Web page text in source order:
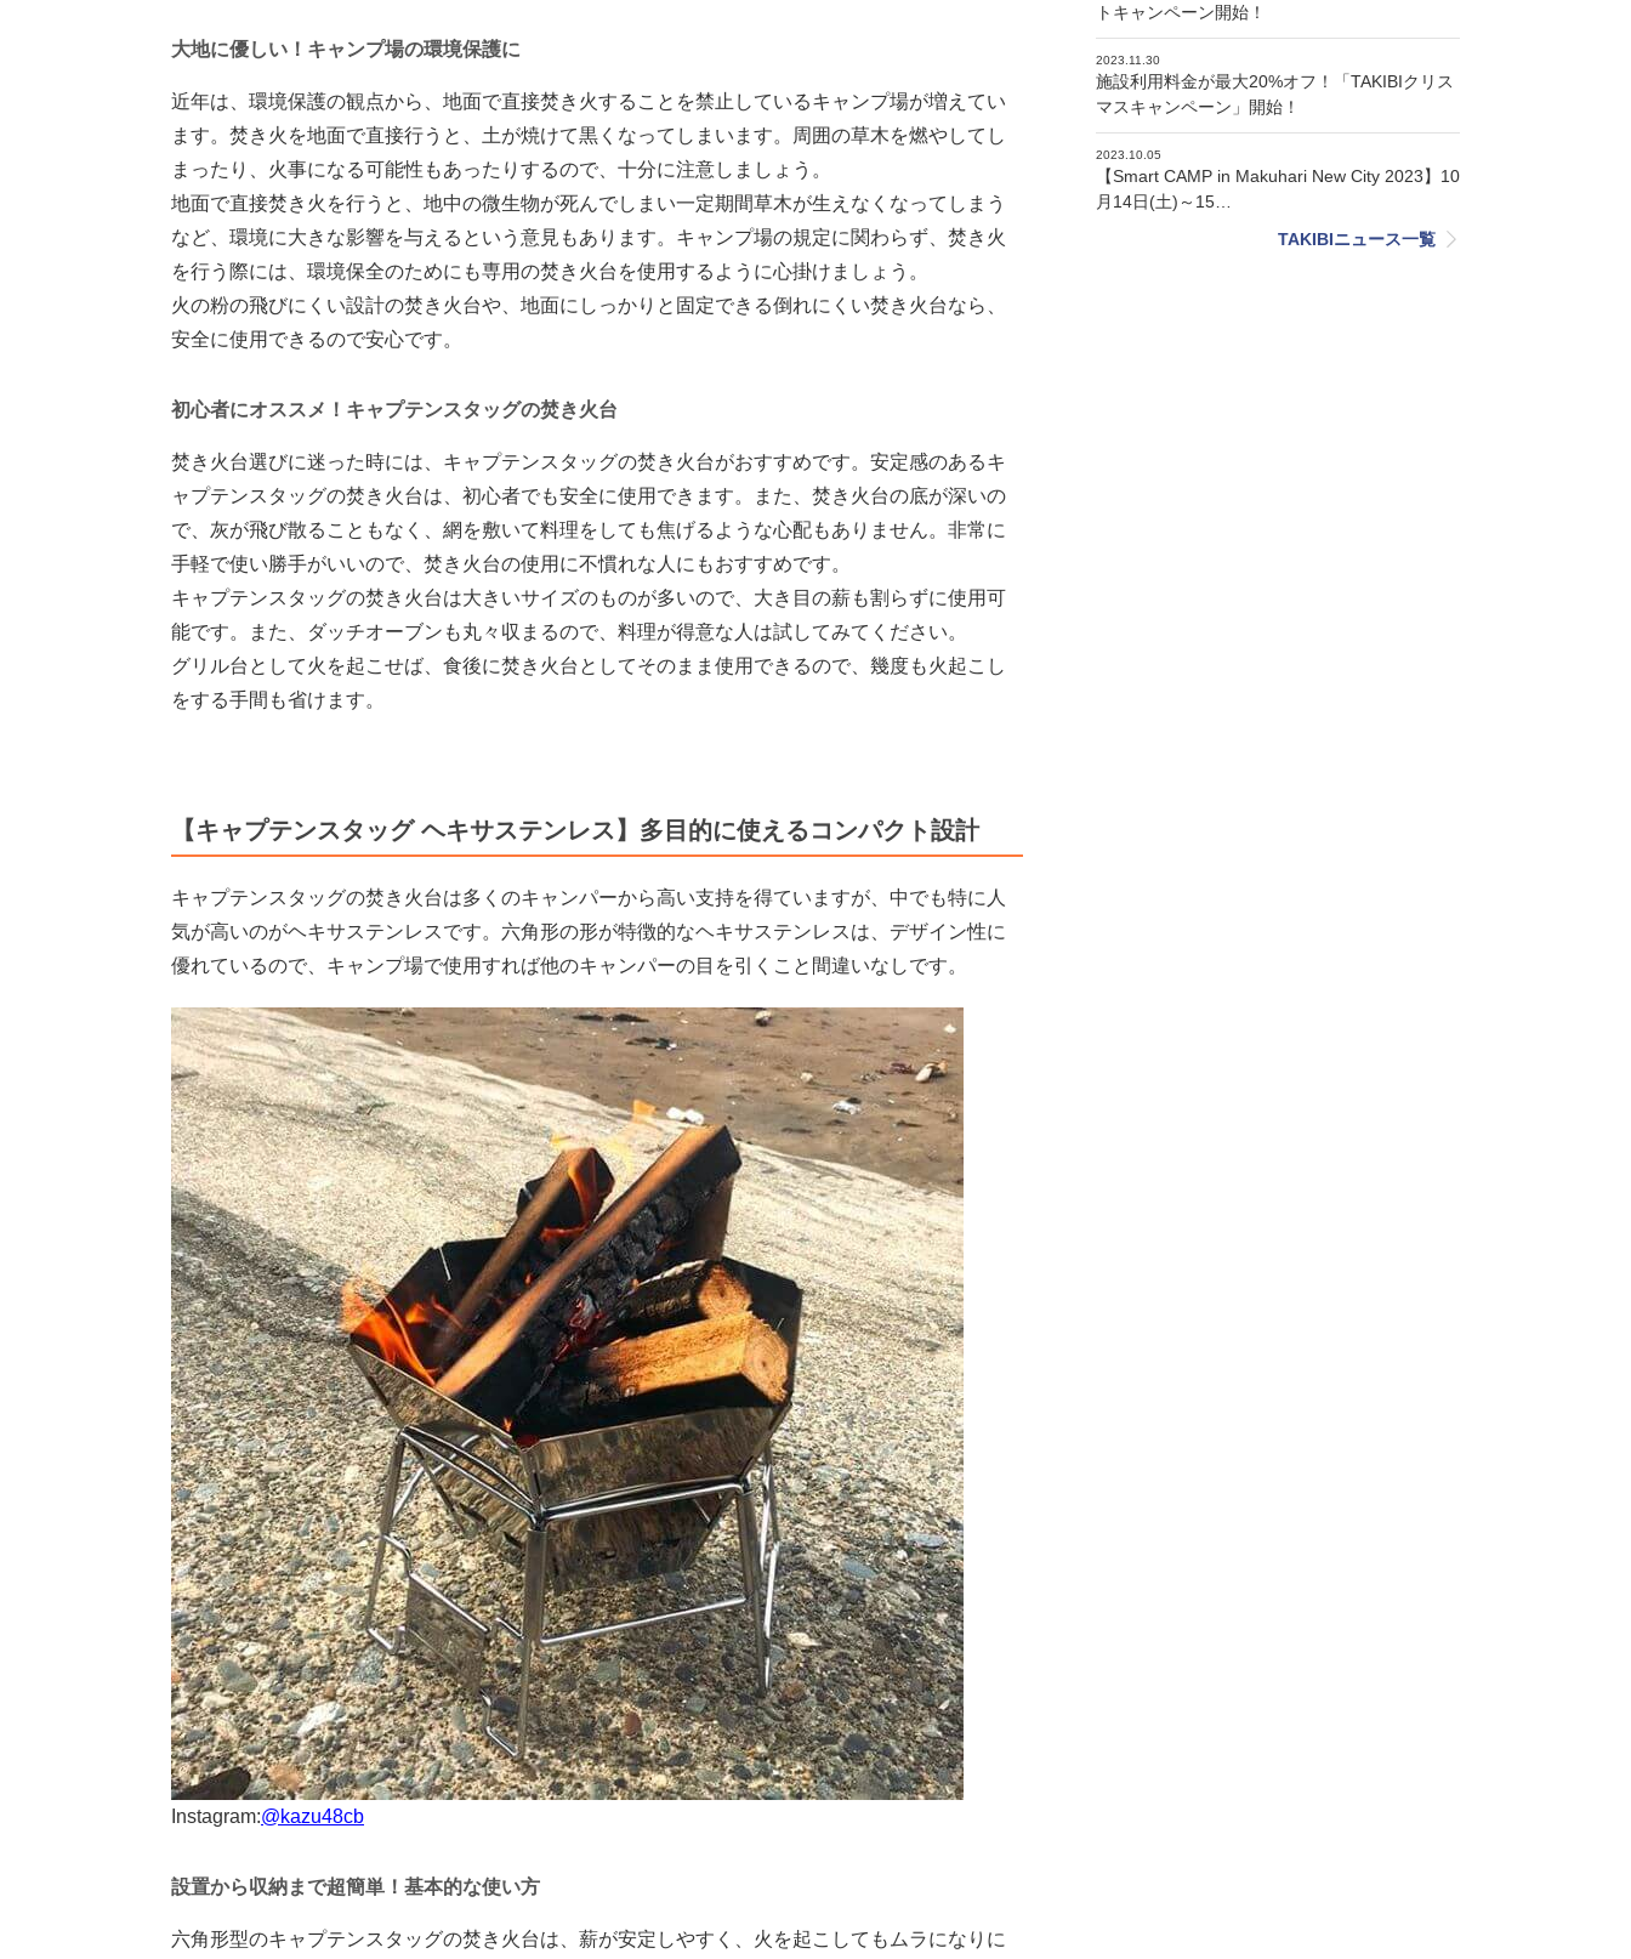
大地に優しい！キャンプ場の環境保護に
近年は、環境保護の観点から、地面で直接焚き火することを禁止しているキャンプ場が増えてい
ます。焚き火を地面で直接行うと、土が焼けて黒くなってしまいます。周囲の草木を燃やしてし
まったり、火事になる可能性もあったりするので、十分に注意しましょう。
地面で直接焚き火を行うと、地中の微生物が死んでしまい一定期間草木が生えなくなってしまう
など、環境に大きな影響を与えるという意見もあります。キャンプ場の規定に関わらず、焚き火
を行う際には、環境保全のためにも専用の焚き火台を使用するように心掛けましょう。
火の粉の飛びにくい設計の焚き火台や、地面にしっかりと固定できる倒れにくい焚き火台なら、
安全に使用できるので安心です。
初心者にオススメ！キャプテンスタッグの焚き火台
焚き火台選びに迷った時には、キャプテンスタッグの焚き火台がおすすめです。安定感のあるキ
ャプテンスタッグの焚き火台は、初心者でも安全に使用できます。また、焚き火台の底が深いの
で、灰が飛び散ることもなく、網を敷いて料理をしても焦げるような心配もありません。非常に
手軽で使い勝手がいいので、焚き火台の使用に不慣れな人にもおすすめです。
キャプテンスタッグの焚き火台は大きいサイズのものが多いので、大き目の薪も割らずに使用可
能です。また、ダッチオーブンも丸々収まるので、料理が得意な人は試してみてください。
グリル台として火を起こせば、食後に焚き火台としてそのまま使用できるので、幾度も火起こし
をする手間も省けます。
【キャプテンスタッグ ヘキサステンレス】多目的に使えるコンパクト設計
キャプテンスタッグの焚き火台は多くのキャンパーから高い支持を得ていますが、中でも特に人
気が高いのがヘキサステンレスです。六角形の形が特徴的なヘキサステンレスは、デザイン性に
優れているので、キャンプ場で使用すれば他のキャンパーの目を引くこと間違いなしです。
nstagram:@kazu48cb
設置から収納まで超簡単！基本的な使い方
六角形型のキャプテンスタッグの焚き火台は、薪が安定しやすく、火を起こしてもムラになりに
トキャンペーン開始！
2023.11.30
施設利用料金が最大20%オフ！「TAKIBIクリス
マスキャンペーン」開始！
2023.10.05
【Smart CAMP in Makuhari New City 2023】10
月14日(土)～15…
TAKIBIニュース一覧